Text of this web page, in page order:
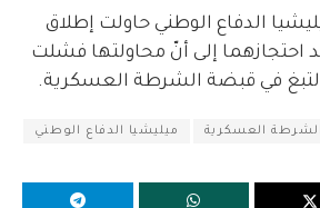
الدفاع الوطني حاولت إطلاق
إلى أنّ محاولتها فشلت
في قبضة الشرطة العسكرية.
الشرطة العسكرية ميليشيا الدفاع الوطني